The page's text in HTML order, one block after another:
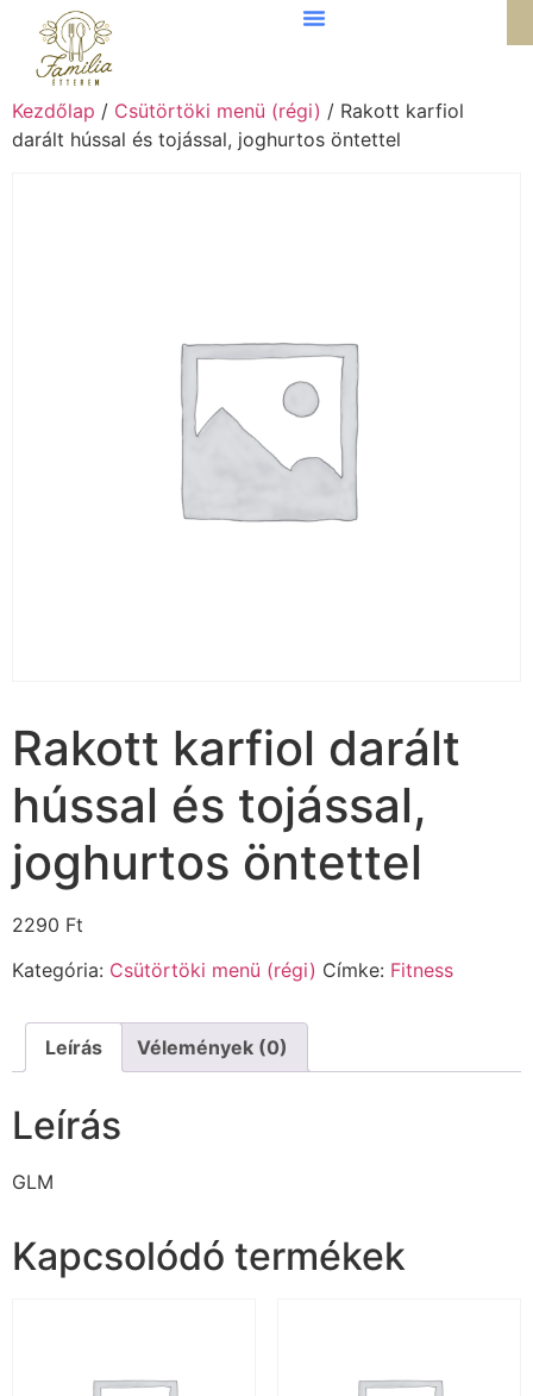
Kezdőlap / Csütörtöki menü (régi) / Rakott karfiol
darált hússal és tojással, joghurtos öntettel
Rakott karfiol darált
hússal és tojással,
joghurtos öntettel
2290 Ft
Kategória: Csütörtöki menü (régi) Címke: Fitness
Leírás Vélemények (0)
Leírás
GLM
Kapcsolódó termékek